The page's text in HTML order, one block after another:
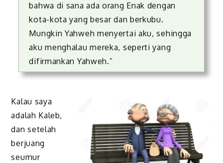
bahwa di sana ada orang Enak dengan
kota-kota yang besar dan berkubu.
Mungkin Yahweh menyertai aku, sehingga
aku menghalau mereka, seperti yang
difirmankan Yahweh.”
Kalau saya
adalah Kaleb,
dan setelah
berjuang
seumur